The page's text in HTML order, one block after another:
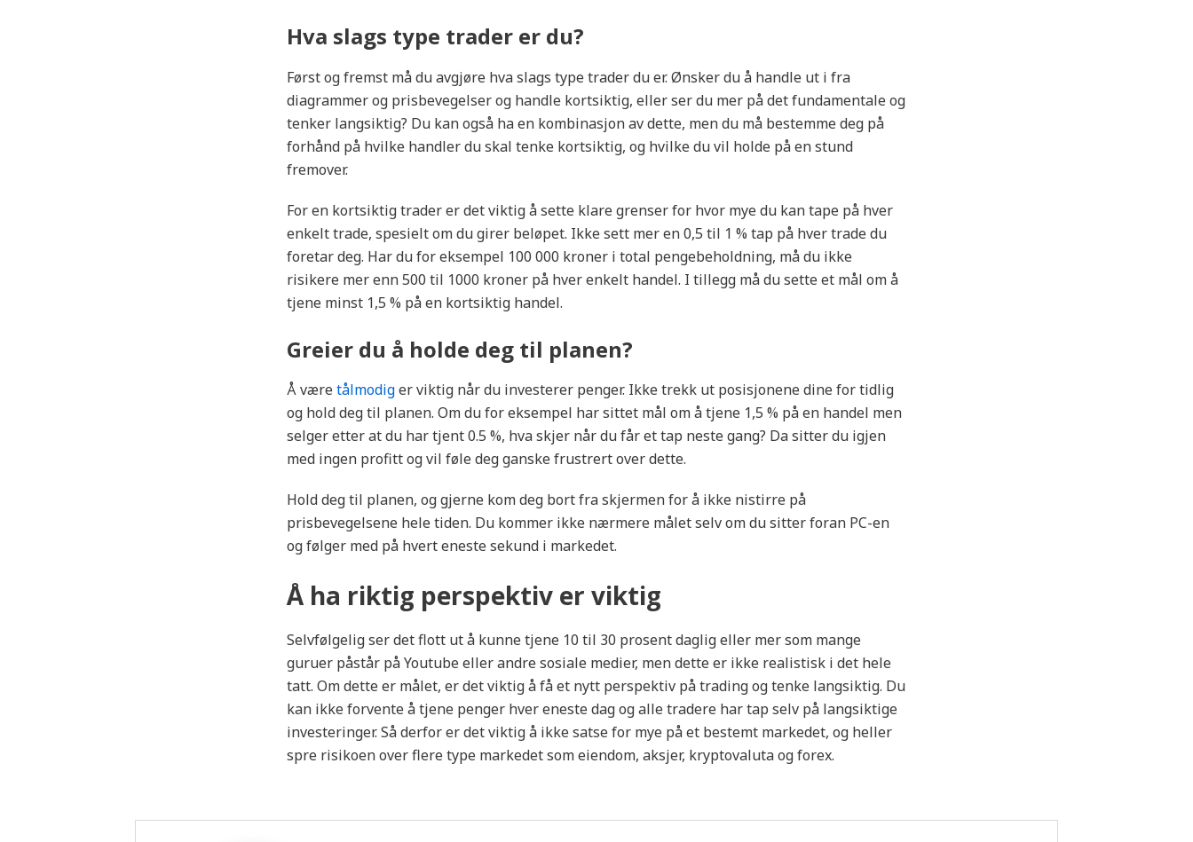
Hva slags type trader er du?
Først og fremst må du avgjøre hva slags type trader du er. Ønsker du å handle ut i fra
diagrammer og prisbevegelser og handle kortsiktig, eller ser du mer på det fundamentale og
tenker langsiktig? Du kan også ha en kombinasjon av dette, men du må bestemme deg på
forhånd på hvilke handler du skal tenke kortsiktig, og hvilke du vil holde på en stund
fremover.
For en kortsiktig trader er det viktig å sette klare grenser for hvor mye du kan tape på hver
enkelt trade, spesielt om du girer beløpet. Ikke sett mer en 0,5 til 1 % tap på hver trade du
foretar deg. Har du for eksempel 100 000 kroner i total pengebeholdning, må du ikke
risikere mer enn 500 til 1000 kroner på hver enkelt handel. I tillegg må du sette et mål om å
tjene minst 1,5 % på en kortsiktig handel.
Greier du å holde deg til planen?
Å væretålmodiger viktig når du investerer penger. Ikke trekk ut posisjonene dine for tidlig
og hold deg til planen. Om du for eksempel har sittet mål om å tjene 1,5 % på en handel men
selger etter at du har tjent 0.5 %, hva skjer når du får et tap neste gang? Da sitter du igjen
med ingen profitt og vil føle deg ganske frustrert over dette.
Hold deg til planen, og gjerne kom deg bort fra skjermen for å ikke nistirre på
prisbevegelsene hele tiden. Du kommer ikke nærmere målet selv om du sitter foran PC-en
og følger med på hvert eneste sekund i markedet.
Å ha riktig perspektiv er viktig
Selvfølgelig ser det flott ut å kunne tjene 10 til 30 prosent daglig eller mer som mange
guruer påstår på Youtube eller andre sosiale medier, men dette er ikke realistisk i det hele
tatt. Om dette er målet, er det viktig å få et nytt perspektiv på trading og tenke langsiktig. Du
kan ikke forvente å tjene penger hver eneste dag og alle tradere har tap selv på langsiktige
investeringer. Så derfor er det viktig å ikke satse for mye på et bestemt markedet, og heller
spre risikoen over flere type markedet som eiendom, aksjer, kryptovaluta og forex.